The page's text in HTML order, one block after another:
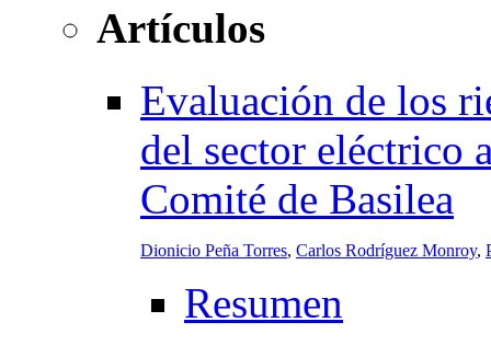
Artículos
Evaluación de los
del sector eléctrico
Comité de Basilea
Dionicio Peña Torres, Carlos Rodríguez Monroy,
Resumen